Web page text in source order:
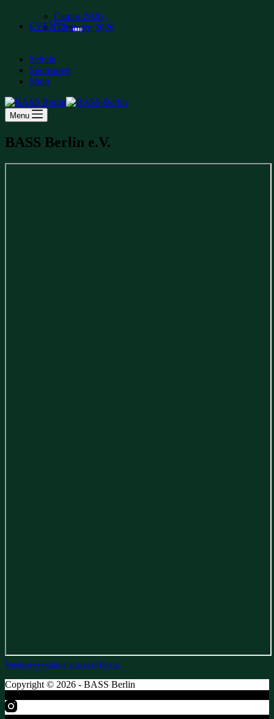
EVENTS
Camps 2026
Göttingen 2026
Schule
Sponsoren
Shop
Menu
BASS Berlin e.V.
Vereinsverwaltung von easyVerein
Copyright © 2026 - BASS Berlin